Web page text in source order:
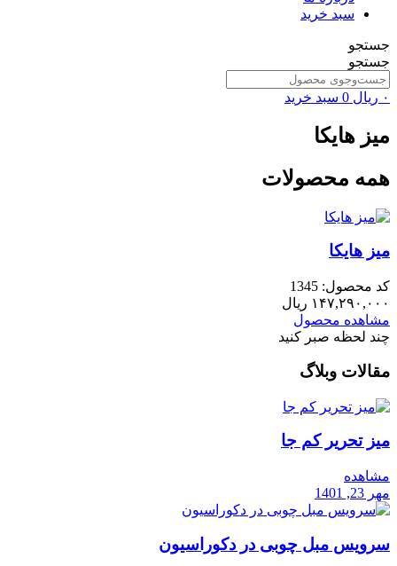
سبد خرید
جستجو
جستجو
۰ ریال 0 سبد خرید
میز هایکا
همه محصولات
میز هایکا
کد محصول: 1345
۱۴۷,۲۹۰,۰۰۰ ریال
مشاهده محصول
چند لحظه صبر کنید
مقالات وبلاگ
میز تحریر کم جا
مشاهده
مهر 23, 1401
سرویس مبل چوبی در دکوراسیون